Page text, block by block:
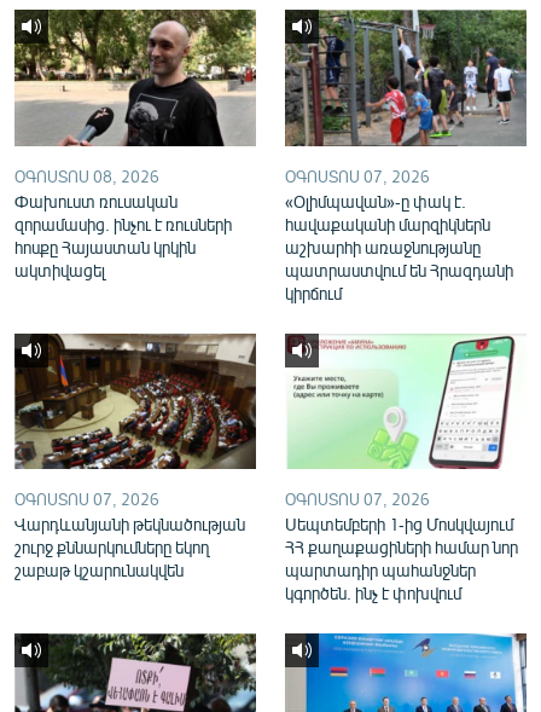
English
Русский
ՀԵՏԵՎԵՔ ՄԵԶ
«Ազատության» բոլոր կայքերը
ՕԳՈՍՏՈՍ 08, 2026
Փախուստ ռուսական
զորամասից. ինչու է ռուսների
հոսքը Հայաստան կրկին
ակտիվացել
ՕԳՈՍՏՈՍ 07, 2026
«Օլիմպավան»-ը փակ է.
հավաքականի մարզիկներն
աշխարհի առաջնությանը
պատրաստվում են Հրազդանի
կիրճում
ՕԳՈՍՏՈՍ 07, 2026
Վարդևանյանի թեկնածության
շուրջ քննարկումները եկող
շաբաթ կշարունակվեն
ՕԳՈՍՏՈՍ 07, 2026
Սեպտեմբերի 1-ից Մոսկվայում
ՀՀ քաղաքացիների համար նոր
պարտադիր պահանջներ
կգործեն. ինչ է փոխվում